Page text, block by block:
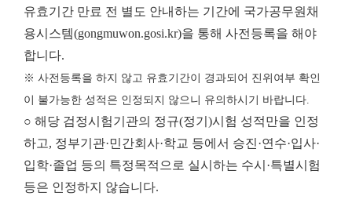
유효기간 만료 전 별도 안내하는 기간에 국가공무원채
용시스템(gongmuwon.gosi.kr)을 통해 사전등록을 해야
합니다.
※ 사전등록을 하지 않고 유효기간이 경과되어 진위여부 확인
이 불가능한 성적은 인정되지 않으니 유의하시기 바랍니다.
○ 해당 검정시험기관의 정규(정기)시험 성적만을 인정
하고, 정부기관·민간회사·학교 등에서 승진·연수·입사·
입학·졸업 등의 특정목적으로 실시하는 수시·특별시험
등은 인정하지 않습니다.